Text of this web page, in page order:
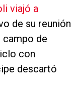
viajó a
de su reunión
campo de
con
descartó